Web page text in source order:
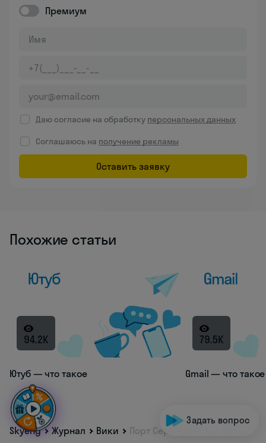
Премиум
Даю согласие на обработку персональных данных
Соглашаюсь на получение рекламы
Оставить заявку
Похожие статьи
94.2K
Ютуб — что такое
79.5K
Gmail — что такое
Skyeng Журнал Вики Порт Сервера — что такое
Задать вопрос